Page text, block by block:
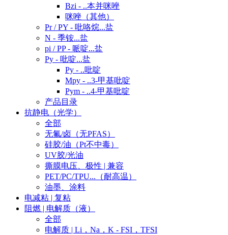
Bzi - ..本并咪唑
咪唑（其他）
Pr / PY - 吡咯烷...盐
N - 季铵...盐
pi / PP - 哌啶...盐
Py - 吡啶...盐
Py - ..吡啶
Mpy - ..3-甲基吡啶
Pym - ..4-甲基吡啶
产品目录
抗静电（光学）
全部
无氟/卤（无PFAS）
硅胶/油（Pt不中毒）
UV胶/光油
撕膜电压、极性 | 兼容
PET/PC/TPU...（耐高温）
油墨、涂料
电减粘 | 复粘
阻燃 | 电解质（液）
全部
电解质 | Li，Na，K - FSI，TFSI